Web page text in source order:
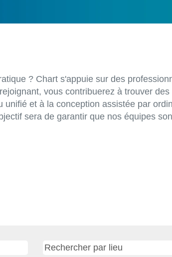
? Chart s'appuie sur des
vous contribuerez à trouver
unifié et à la conception assistée par
sera de garantir que nos équipes